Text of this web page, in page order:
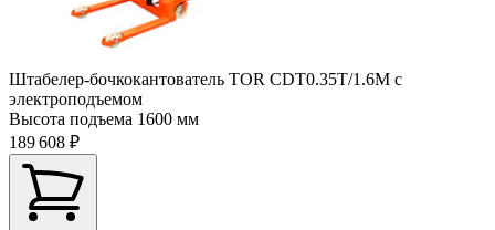
Штабелер-бочкокантователь TOR CDT0.35Т/1.6М с
электроподъемом
Высота подъема 1600 мм
189 608 ₽